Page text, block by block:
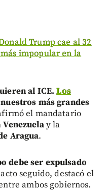
Trump cae al 32
impopular en la
al ICE.Los
más grandes
el mandatario
Venezuelay la
Aragua.
debe ser expulsado
seguido, destacó el
ambos gobiernos.